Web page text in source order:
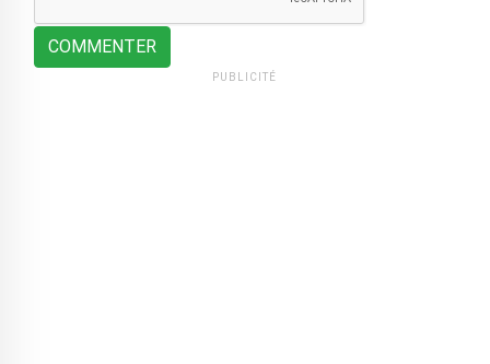
COMMENTER
PUBLICITÉ